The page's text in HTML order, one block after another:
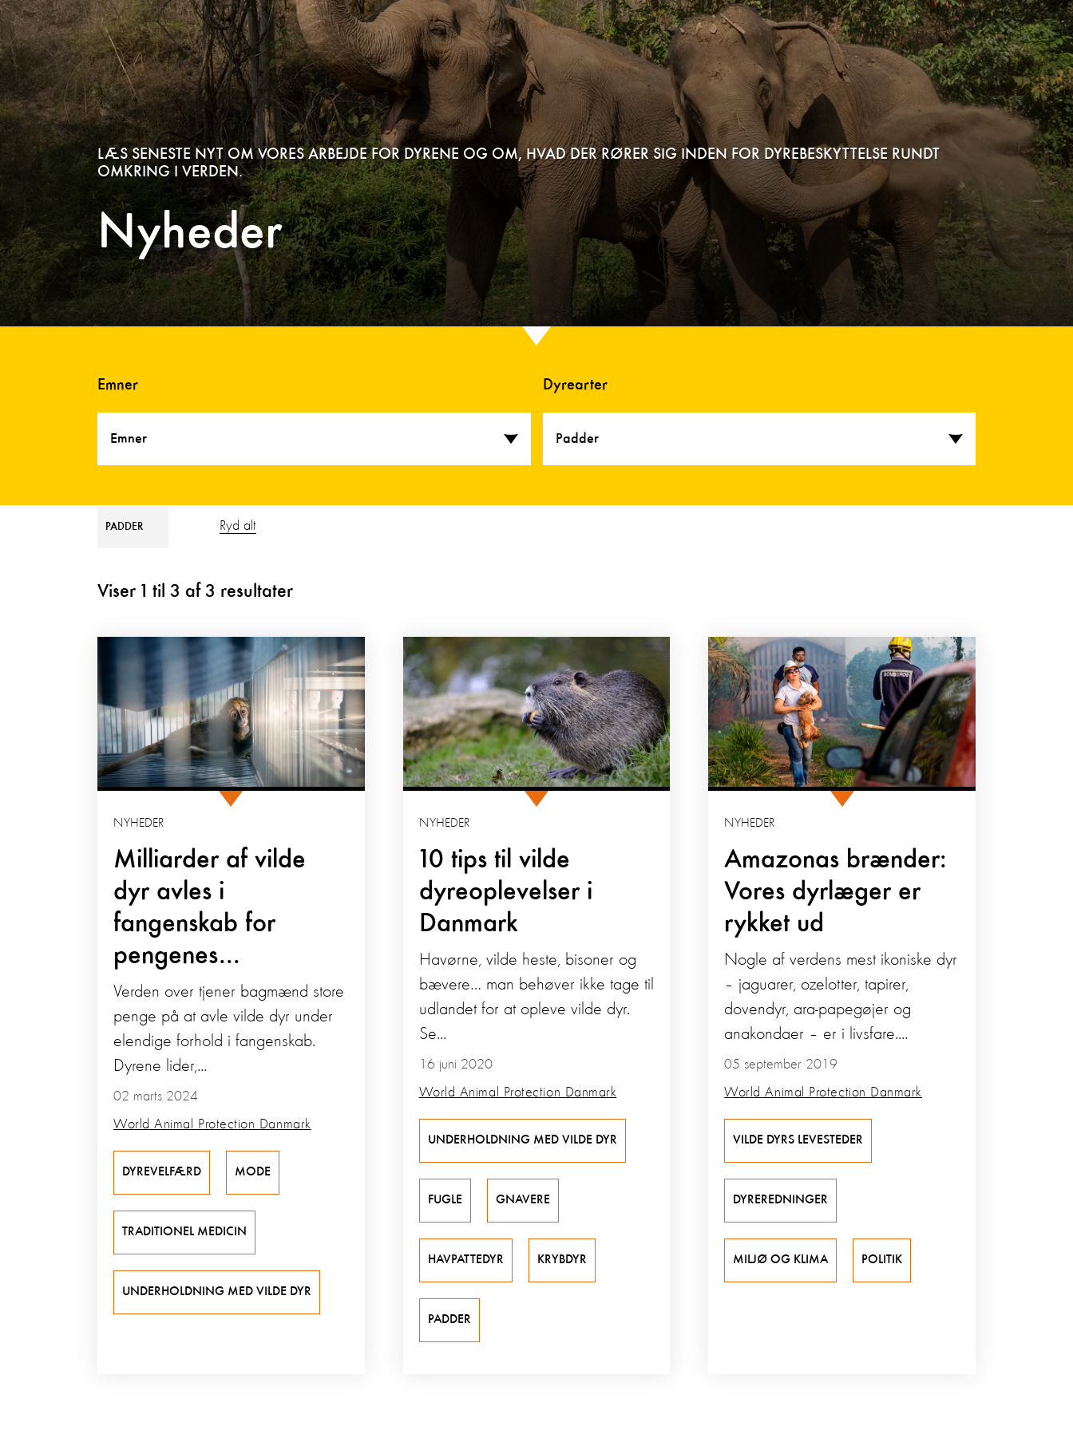
Nyheder
LÆS SENESTE NYT OM VORES ARBEJDE FOR DYRENE OG OM, HVAD DER RØRER SIG INDEN FOR DYREBESKYTTELSE RUNDT
OMKRING I VERDEN.
Emner
Emner
Dyrearter
Padder
PADDER Ryd alt
Viser 1 til 3 af 3 resultater
Milliarder af vilde
dyr avles i
fangenskab for
pengenes...
NYHEDER
02 marts 2024
World Animal Protection Danmark
Verden over tjener bagmænd store
penge på at avle vilde dyr under
elendige forhold i fangenskab.
Dyrene lider,...
DYREVELFÆRD MODE
TRADITIONEL MEDICIN
UNDERHOLDNING MED VILDE DYR
10 tips til vilde
dyreoplevelser i
Danmark
NYHEDER
16 juni 2020
World Animal Protection Danmark
Havørne, vilde heste, bisoner og
bævere… man behøver ikke tage til
udlandet for at opleve vilde dyr.
Se...
UNDERHOLDNING MED VILDE DYR
FUGLE GNAVERE
HAVPATTEDYR KRYBDYR
PADDER
Amazonas brænder:
Vores dyrlæger er
rykket ud
NYHEDER
05 september 2019
World Animal Protection Danmark
Nogle af verdens mest ikoniske dyr
– jaguarer, ozelotter, tapirer,
dovendyr, ara-papegøjer og
anakondaer – er i livsfare....
VILDE DYRS LEVESTEDER
DYREREDNINGER
MILJØ OG KLIMA POLITIK